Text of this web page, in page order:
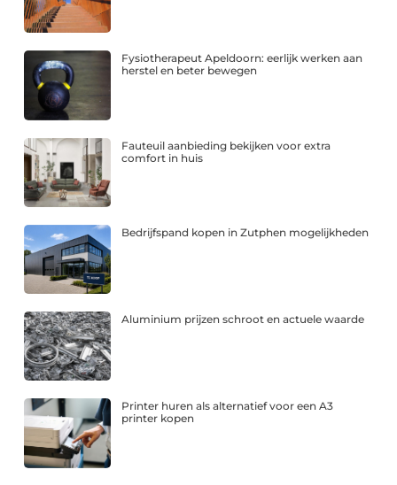
Fysiotherapeut Apeldoorn: eerlijk werken aan
herstel en beter bewegen
Fauteuil aanbieding bekijken voor extra
comfort in huis
Bedrijfspand kopen in Zutphen mogelijkheden
Aluminium prijzen schroot en actuele waarde
Printer huren als alternatief voor een A3
printer kopen